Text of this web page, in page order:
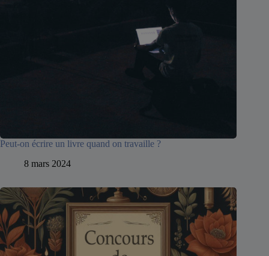
Peut-on écrire un livre quand on travaille ?
8 mars 2024